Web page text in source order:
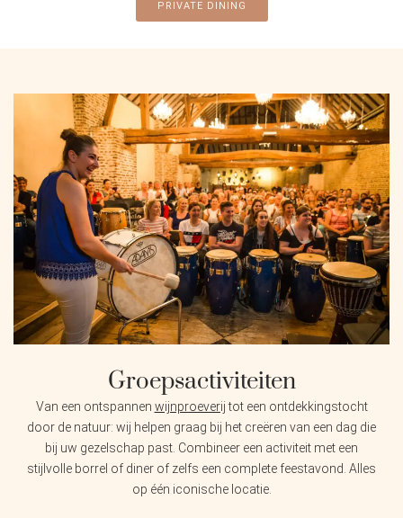
PRIVATE DINING
Groepsactiviteiten
Van een ontspannen wijnproeverijtot een ontdekkingstocht
door de natuur: wij helpen graag bij het creëren van een dag die
bij uw gezelschap past. Combineer een activiteit met een
stijlvolle borrel of diner of zelfs een complete feestavond. Alles
op één iconische locatie.